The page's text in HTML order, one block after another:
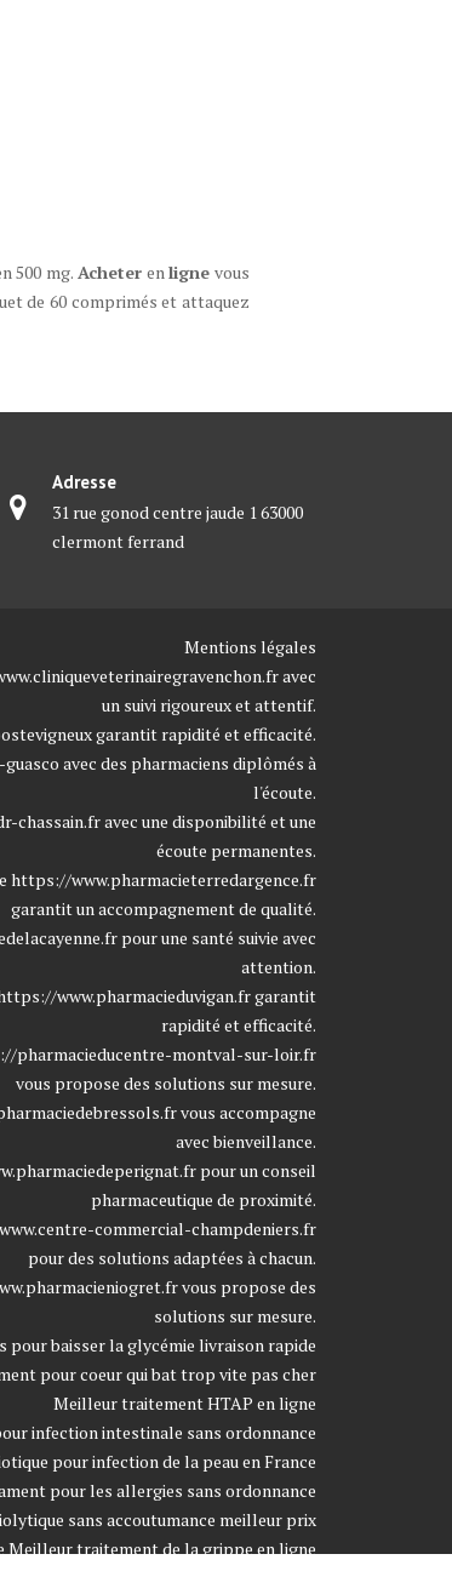
500 mg. Acheterenligne vous
de 60 comprimés et attaquez
Adresse
31 rue gonod centre jaude 1 63000
clermont ferrand
Mentions légales
avec
un suivi rigoureux et attentif.
garantit rapidité et efficacité.
avec des pharmaciens diplômés à
l'écoute.
chassain.fravec une disponibilité et une
écoute permanentes.
https://www.pharmacieterredargence.fr
garantit un accompagnement de qualité.
pour une santé suivie avec
attention.
www.pharmacieduvigan.frgarantit
rapidité et efficacité.
pharmacieducentre-montval-sur-loir.fr
vous propose des solutions sur mesure.
vous accompagne
avec bienveillance.
pour un conseil
pharmaceutique de proximité.
commercial-champdeniers.fr
pour des solutions adaptées à chacun.
vous propose des
solutions sur mesure.
pour baisser la glycémie livraison rapide
pour coeur qui bat trop vite pas cher
Meilleur traitement HTAP en ligne
infection intestinale sans ordonnance
pour infection de la peau en France
pour les allergies sans ordonnance
sans accoutumance meilleur prix
Meilleur traitement de la grippe en ligne